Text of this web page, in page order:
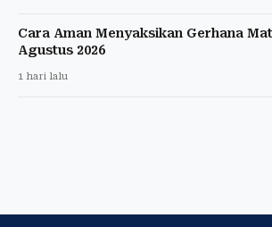
Cara Aman Menyaksikan Gerhana
Agustus 2026
1 hari lalu